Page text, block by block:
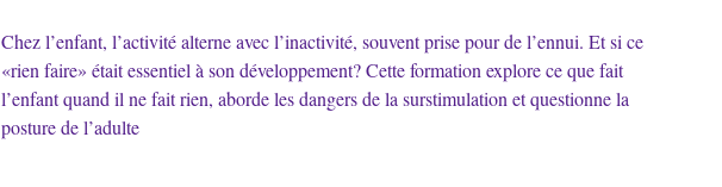
Chez l’enfant, l’activité alterne avec l’inactivité, souvent prise pour de l’ennui. Et si ce
«rien faire» était essentiel à son développement? Cette formation explore ce que fait
l’enfant quand il ne fait rien, aborde les dangers de la surstimulation et questionne la
posture de l’adulte